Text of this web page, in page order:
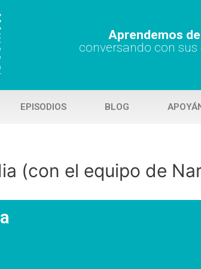
Aprendemos
conversando con sus
EPISODIOS BLOG
(con el equipo de